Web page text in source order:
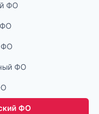
ФО
ФО
ФО
ФО
ФО